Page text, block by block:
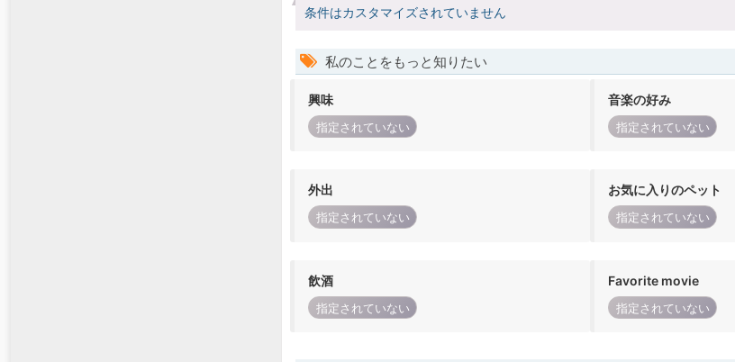
条件はカスタマイズされていません
私のことをもっと知りたい
興味
指定されていない
音楽の好み
指定されていない
外出
指定されていない
お気に入りのペット
指定されていない
飲酒
指定されていない
Favorite movie
指定されていない